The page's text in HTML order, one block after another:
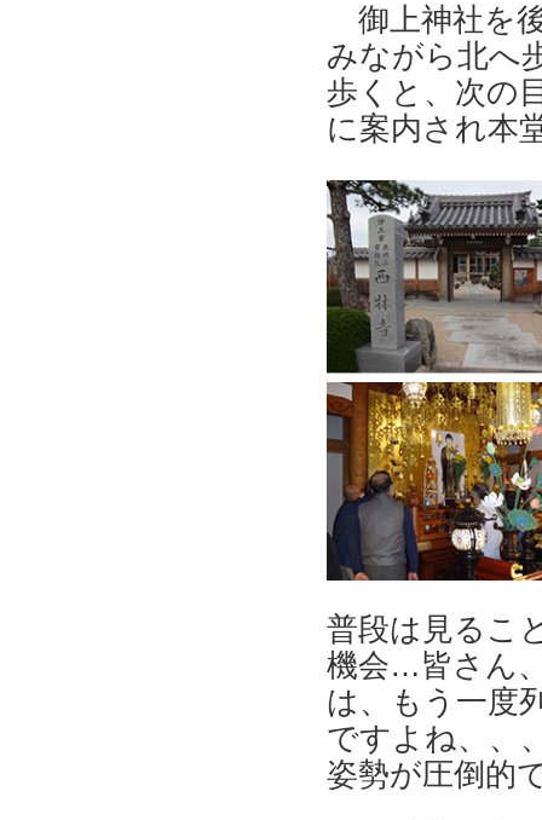
御上神社を
みながら北へ
歩くと、次の
に案内され本
普段は見るこ
機会…皆さん
は、もう一度
ですよね、、
姿勢が圧倒的